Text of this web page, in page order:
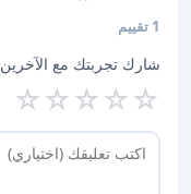
1 تقييم
شارك تجربتك مع الآخرين
☆
☆
☆
☆
☆